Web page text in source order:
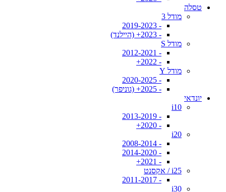
טסלה
מודל 3
- 2019-2023
- 2023+ (היילנד)
מודל S
- 2012-2021
- 2022+
מודל Y
- 2020-2025
- 2025+ (גוניפר)
יונדאי
i10
- 2013-2019
- 2020+
i20
- 2008-2014
- 2014-2020
- 2021+
i25 / אקסנט
- 2011-2017
i30